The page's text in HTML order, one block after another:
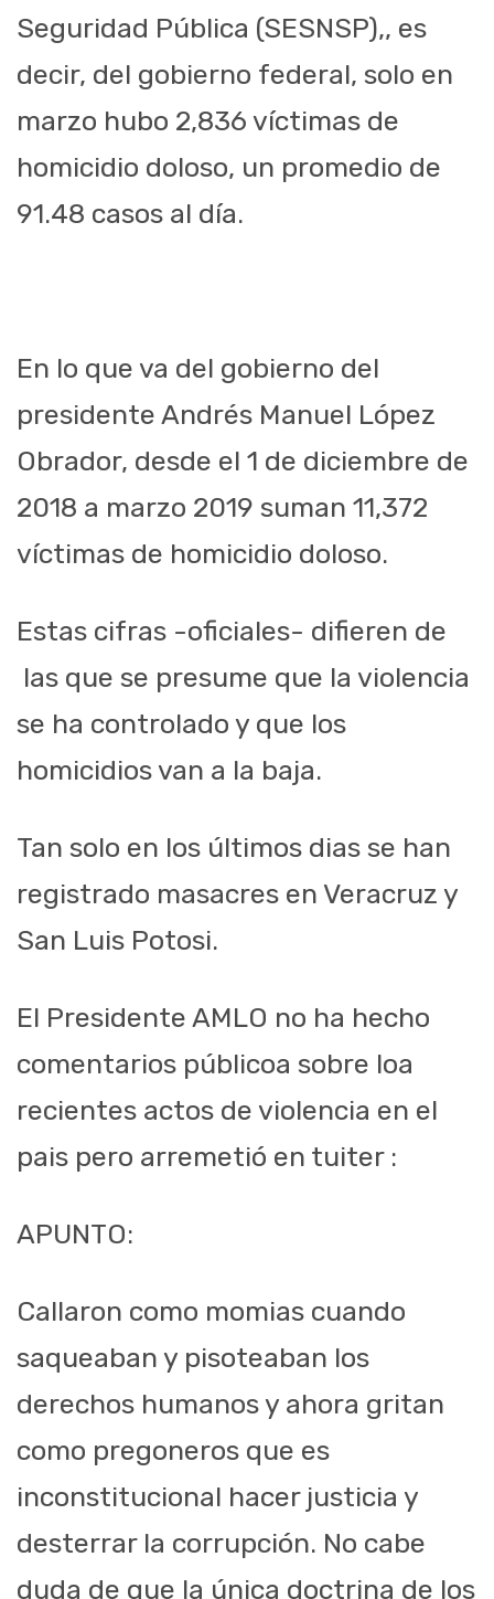
Seguridad Pública (SESNSP),, es
decir, del gobierno federal, solo en
marzo hubo 2,836 víctimas de
homicidio doloso, un promedio de
91.48 casos al día.
En lo que va del gobierno del
presidente Andrés Manuel López
Obrador, desde el 1 de diciembre de
2018 a marzo 2019 suman 11,372
víctimas de homicidio doloso.
Estas cifras -oficiales- difieren de
las que se presume que la violencia
se ha controlado y que los
homicidios van a la baja.
Tan solo en los últimos dias se han
registrado masacres en Veracruz y
San Luis Potosi.
El Presidente AMLO no ha hecho
comentarios públicoa sobre loa
recientes actos de violencia en el
pais pero arremetió en tuiter :
APUNTO:
Callaron como momias cuando
saqueaban y pisoteaban los
derechos humanos y ahora gritan
como pregoneros que es
inconstitucional hacer justicia y
desterrar la corrupción. No cabe
duda de que la única doctrina de los